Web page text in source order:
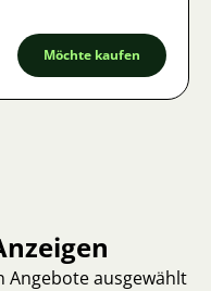
Möchte kaufen
Angebote ausgewählt